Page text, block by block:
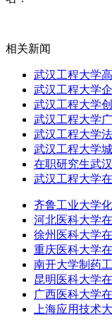
相关新闻
武汉工程大学
武汉工程大学
武汉工程大学
武汉工程大学
武汉工程大学
武汉工程大学
在职研究生武
武汉工程大学
齐鲁工业大学
河北医科大学
徐州医科大学
重庆医科大学
南开大学制药
昆明医科大学
广西医科大学
上海应用技术